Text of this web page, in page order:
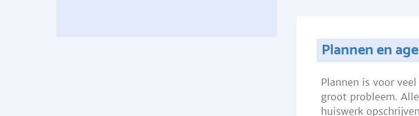
Plannen en
Plannen is voor
groot probleem.
huiswerk